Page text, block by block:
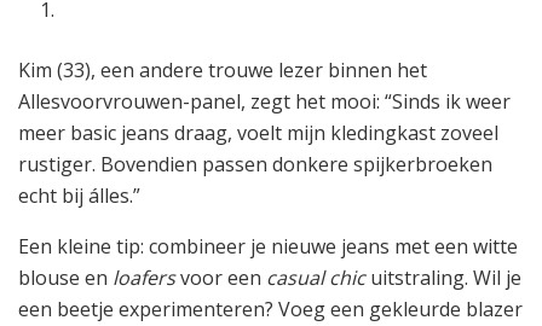
Kim (33), een andere trouwe lezer binnen het
Allesvoorvrouwen-panel, zegt het mooi: “Sinds ik weer
meer basic jeans draag, voelt mijn kledingkast zoveel
rustiger. Bovendien passen donkere spijkerbroeken
echt bij álles.”
Een kleine tip: combineer je nieuwe jeans met een witte
blouse en loafersvoor een casual chicuitstraling. Wil je
een beetje experimenteren? Voeg een gekleurde blazer